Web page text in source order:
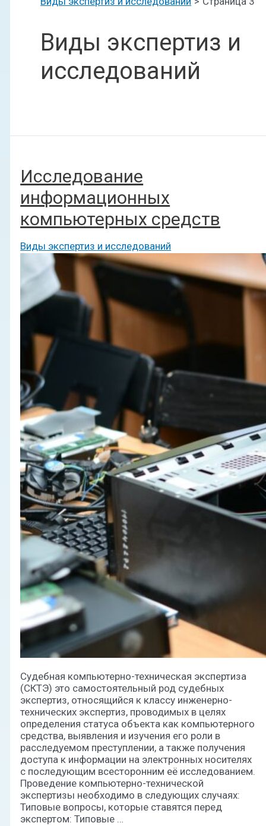
Виды экспертиз и
исследований
Исследование
информационных
компьютерных средств
Виды экспертиз и исследований
Судебная компьютерно-техническая экспертиза
(СКТЭ) это самостоятельный род судебных
экспертиз, относящийся к классу инженерно-
технических экспертиз, проводимых в целях
определения статуса объекта как компьютерного
средства, выявления и изучения его роли в
расследуемом преступлении, а также получения
доступа к информации на электронных носителях
с последующим всесторонним её исследованием.
Проведение компьютерно-технической
экспертизы необходимо в следующих случаях:
Типовые вопросы, которые ставятся перед
экспертом: Типовые …